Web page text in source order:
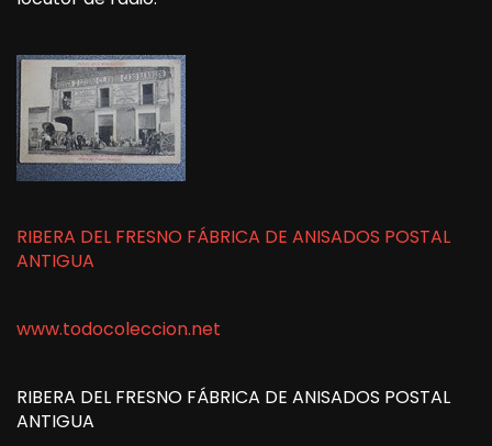
RIBERA DEL FRESNO FÁBRICA DE ANISADOS POSTAL
ANTIGUA
www.todocoleccion.net
RIBERA DEL FRESNO FÁBRICA DE ANISADOS POSTAL
ANTIGUA